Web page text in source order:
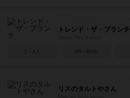
トレンド・ザ・ブランチ
2～4人 20～60分
リスのタルトやさん